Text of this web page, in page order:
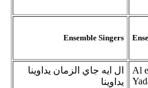
Ensemble Singers
ال ايه جاي الزمان يداوينا
يداوينا
Al